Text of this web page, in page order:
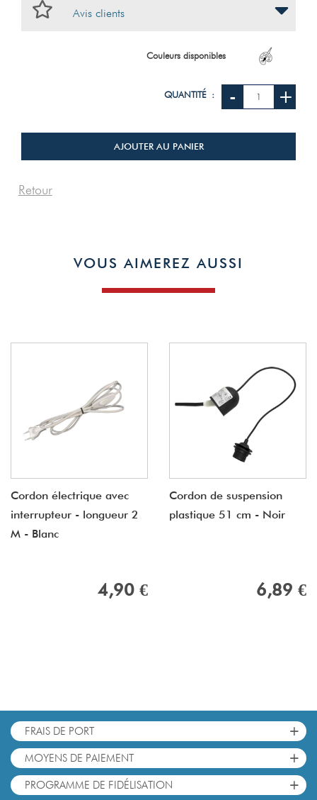
Avis clients
Couleurs disponibles
QUANTITÉ : - +
AJOUTER AU PANIER
Retour
VOUS AIMEREZ AUSSI
Cordon électrique avec
interrupteur - longueur 2
M - Blanc
4,90 €
Cordon de suspension
plastique 51 cm - Noir
6,89 €
FRAIS DE PORT +
MOYENS DE PAIEMENT +
PROGRAMME DE FIDÉLISATION +